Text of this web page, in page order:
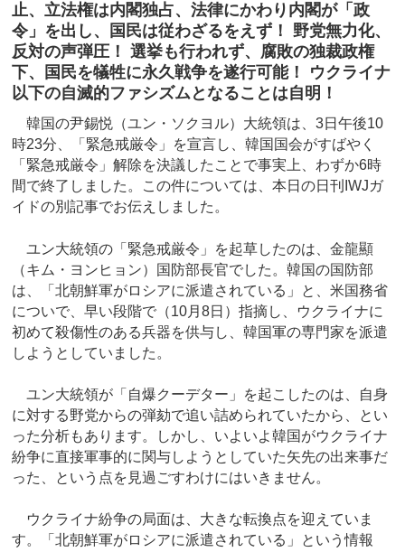
止、立法権は内閣独占、法律にかわり内閣が「政
令」を出し、国民は従わざるをえず！ 野党無力化、
反対の声弾圧！ 選挙も行われず、腐敗の独裁政権
下、国民を犠牲に永久戦争を遂行可能！ ウクライナ
以下の自滅的ファシズムとなることは自明！
韓国の尹錫悦（ユン・ソクヨル）大統領は、3日午後10
時23分、「緊急戒厳令」を宣言し、韓国国会がすばやく
「緊急戒厳令」解除を決議したことで事実上、わずか6時
間で終了しました。この件については、本日の日刊IWJガ
イドの別記事でお伝えしました。
ユン大統領の「緊急戒厳令」を起草したのは、金龍顯
（キム・ヨンヒョン）国防部長官でした。韓国の国防部
は、「北朝鮮軍がロシアに派遣されている」と、米国務省
についで、早い段階で（10月8日）指摘し、ウクライナに
初めて殺傷性のある兵器を供与し、韓国軍の専門家を派遣
しようとしていました。
ユン大統領が「自爆クーデター」を起こしたのは、自身
に対する野党からの弾劾で追い詰められていたから、とい
った分析もあります。しかし、いよいよ韓国がウクライナ
紛争に直接軍事的に関与しようとしていた矢先の出来事だ
った、という点を見過ごすわけにはいきません。
ウクライナ紛争の局面は、大きな転換点を迎えていま
す。「北朝鮮軍がロシアに派遣されている」という情報